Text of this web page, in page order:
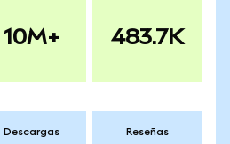
10M+ 483.7K
Descargas Reseñas